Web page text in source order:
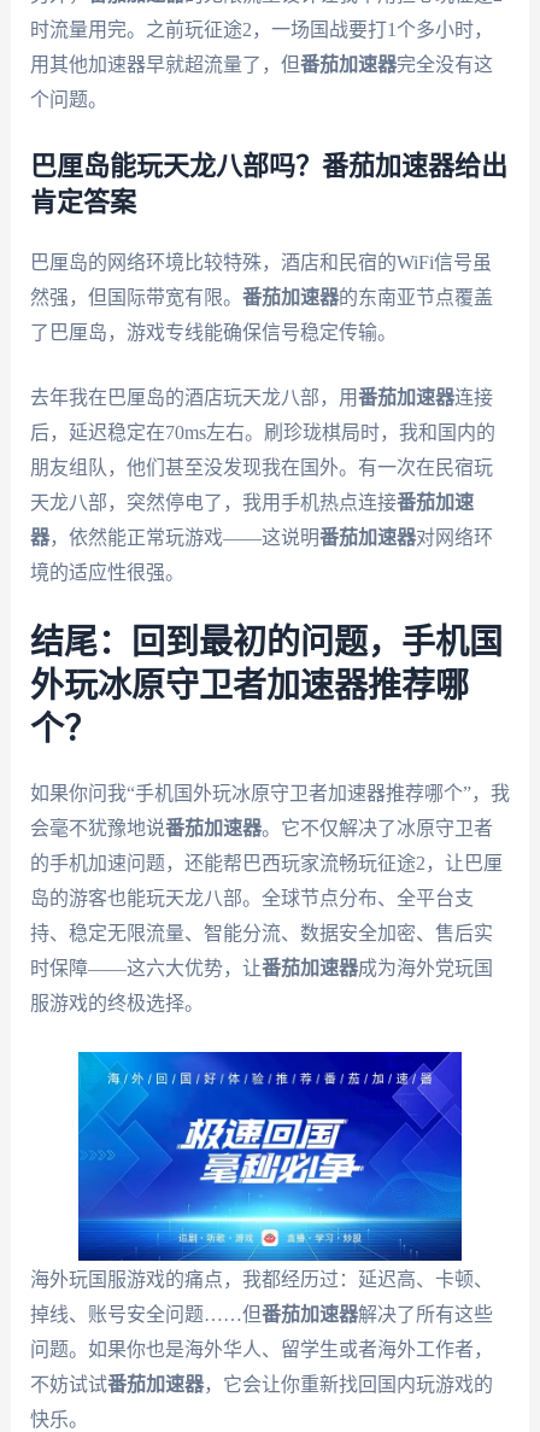
时流量用完。之前玩征途2，一场国战要打1个多小时，
用其他加速器早就超流量了，但番茄加速器完全没有这
个问题。
巴厘岛能玩天龙八部吗？番茄加速器给出
肯定答案
巴厘岛的网络环境比较特殊，酒店和民宿的WiFi信号虽
然强，但国际带宽有限。 番茄加速器的东南亚节点覆盖
了巴厘岛，游戏专线能确保信号稳定传输。
去年我在巴厘岛的酒店玩天龙八部，用番茄加速器连接
后，延迟稳定在70ms左右。刷珍珑棋局时，我和国内的
朋友组队，他们甚至没发现我在国外。有一次在民宿玩
天龙八部，突然停电了，我用手机热点连接番茄加速
器，依然能正常玩游戏——这说明番茄加速器对网络环
境的适应性很强。
结尾：回到最初的问题，手机国
外玩冰原守卫者加速器推荐哪
个？
如果你问我“手机国外玩冰原守卫者加速器推荐哪个”，我
会毫不犹豫地说番茄加速器。它不仅解决了冰原守卫者
的手机加速问题，还能帮巴西玩家流畅玩征途2，让巴厘
岛的游客也能玩天龙八部。全球节点分布、全平台支
持、稳定无限流量、智能分流、数据安全加密、售后实
时保障——这六大优势，让番茄加速器成为海外党玩国
服游戏的终极选择。
海外玩国服游戏的痛点，我都经历过：延迟高、卡顿、
掉线、账号安全问题……但番茄加速器解决了所有这些
问题。如果你也是海外华人、留学生或者海外工作者，
不妨试试番茄加速器，它会让你重新找回国内玩游戏的
快乐。